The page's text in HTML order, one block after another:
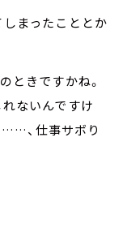
まったこととか
ときですかね。
ないんですけ
、仕事サボり